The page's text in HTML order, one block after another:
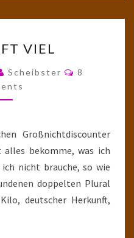
VIEL
Scheibster Comments
8
Großnichtdiscounter
bekomme, was ich
ich nicht brauche, so wie
doppelten Plural
deutscher Herkunft,